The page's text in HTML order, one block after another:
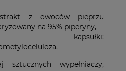
z owoców pieprzu
na 95% piperyny,
kapsułki:
sztucznych wypełniaczy,